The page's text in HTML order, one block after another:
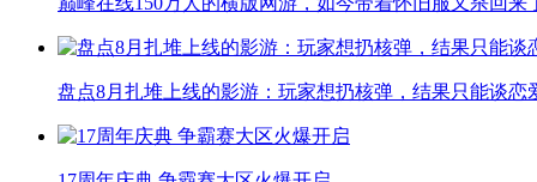
盘点8月扎堆上线的影游：玩家想扔核弹，结果只能谈恋